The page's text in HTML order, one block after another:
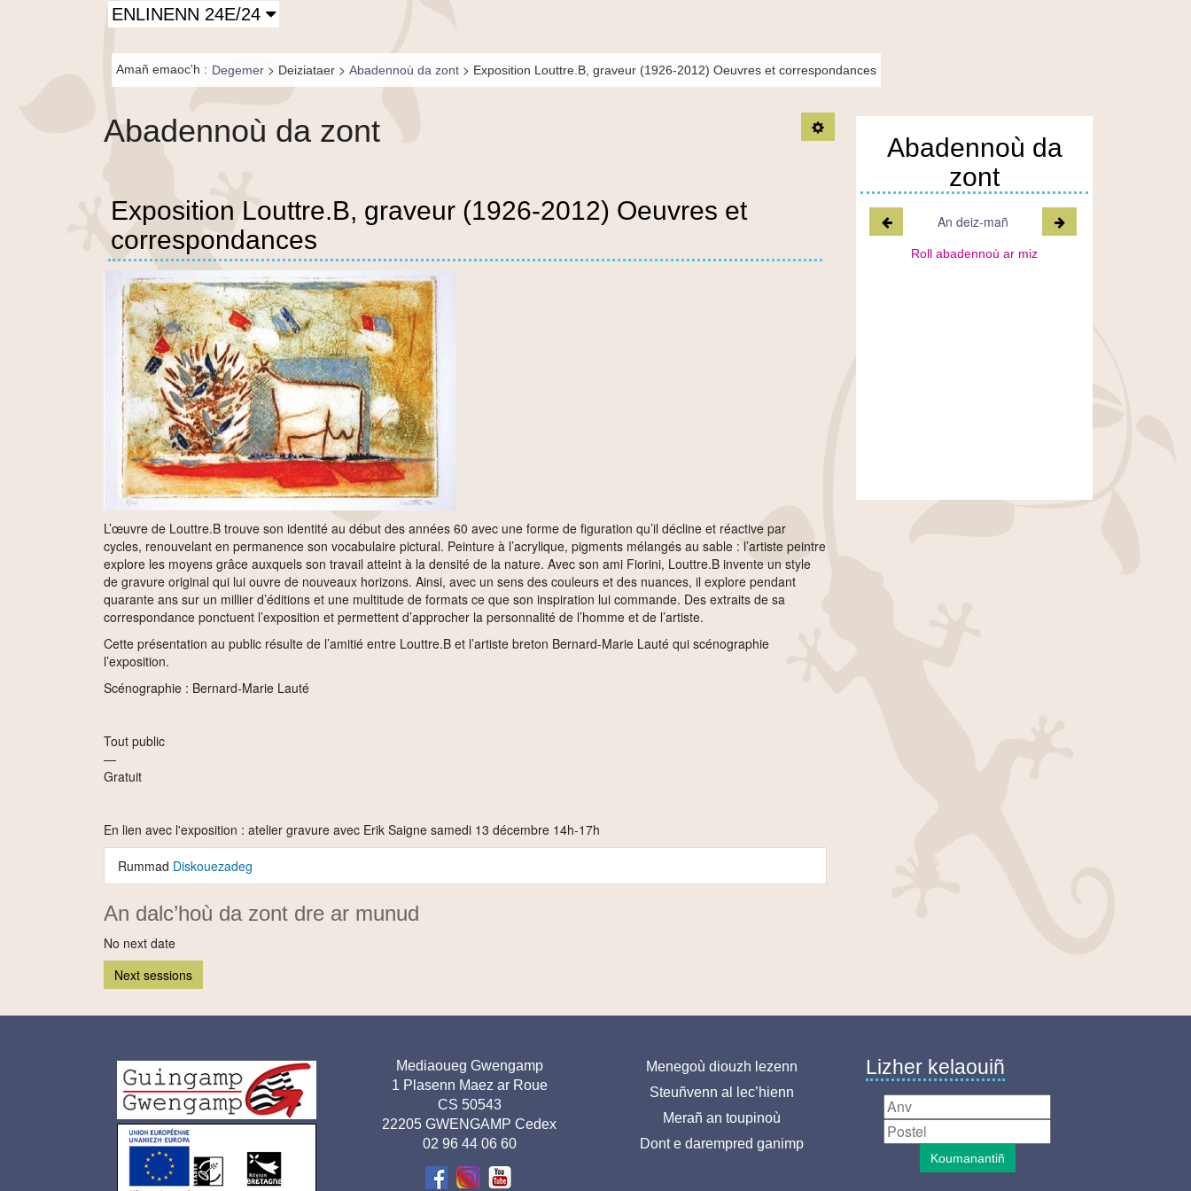
BR-fr
ENLINENN 24E/24
Fil de
navigation-
BR
Amañ emaoc'h : Degemer > Deiziataer > Abadennoù da zont > Exposition Louttre.B, graveur (1926-2012) Oeuvres et correspondances
Abadennoù da zont TPL_C3RB_RGAA_ARTICLE_OUTIL_OPEN
Exposition Louttre.B, graveur (1926-2012) Oeuvres et
correspondances
L’œuvre de Louttre.B trouve son identité au début des années 60 avec une forme de figuration qu’il décline et réactive par
cycles, renouvelant en permanence son vocabulaire pictural. Peinture à l’acrylique, pigments mélangés au sable : l’artiste peintre
explore les moyens grâce auxquels son travail atteint à la densité de la nature. Avec son ami Fiorini, Louttre.B invente un style
de gravure original qui lui ouvre de nouveaux horizons. Ainsi, avec un sens des couleurs et des nuances, il explore pendant
quarante ans sur un millier d’éditions et une multitude de formats ce que son inspiration lui commande. Des extraits de sa
correspondance ponctuent l’exposition et permettent d’approcher la personnalité de l’homme et de l’artiste.
Cette présentation au public résulte de l’amitié entre Louttre.B et l’artiste breton Bernard-Marie Lauté qui scénographie
l’exposition.
Scénographie : Bernard-Marie Lauté
Tout public
—
Gratuit
En lien avec l'exposition : atelier gravure avec Erik Saigne samedi 13 décembre 14h-17h
Rummad Diskouezadeg
An dalc’hoù da zont dre ar munud
No next date
Next sessions
Abadennoù da
zont
Miz a-raokAn deiz-mañ Miz war-lerc'h
Roll abadennoù ar miz
Logo
pied
de
page
Adresse
pied de
page-
BR
Mediaoueg Gwengamp
1 Plasenn Maez ar Roue
CS 50543
22205 GWENGAMP Cedex
02 96 44 06 60
Menu
pied
page-
Menegoù diouzh lezenn
Steuñvenn al lec’hienn
Merañ an toupinoù
Dont e darempred ganimp
Lizher kelaouiñ
Koumanantiñ